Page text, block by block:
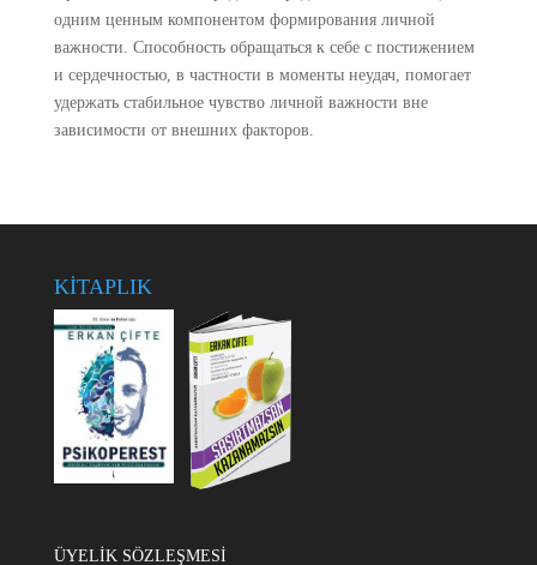
одним ценным компонентом формирования личной
важности. Способность обращаться к себе с постижением
и сердечностью, в частности в моменты неудач, помогает
удержать стабильное чувство личной важности вне
зависимости от внешних факторов.
KİTAPLIK
ÜYELİK SÖZLEŞMESİ